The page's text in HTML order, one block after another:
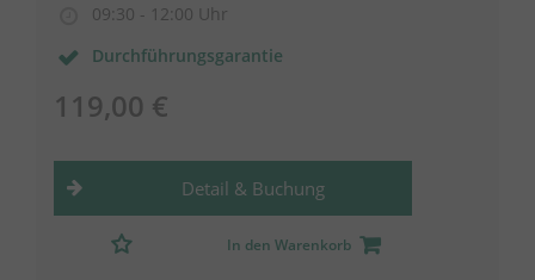
09:30 - 12:00 Uhr
Durchführungsgarantie
119,00 €
Detail & Buchung
In den Warenkorb